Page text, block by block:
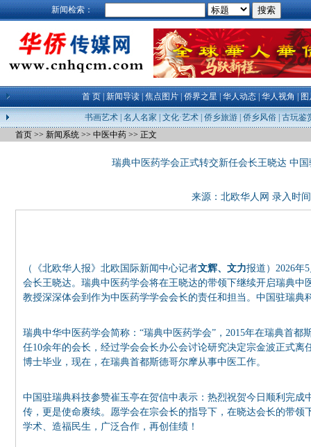
新闻检索：
首 页|新闻导读|焦点图片|侨界之星|华人动态|华人视角|图
书画艺术| 名人名家 文化·艺术| 侨乡旅游| 侨乡风俗| 古玩鉴
首页 >> 新闻系统 >> 中医中药 >> 正文
瑞典中医药学会正式转交新任会长王晓达 中
来源： 北欧华人网 录入时
（《北欧华人报》北欧国际新闻中心记者文辉、文力报道）2026年
会长王晓达。瑞典中医药学会将在王晓达的带领下继续开启瑞典
教授深深体会到作为中医药学学会会长的责任和担当。中国驻瑞典
瑞典中华中医药学会简称：“瑞典中医药学会”，2015年在瑞典首
任10余年的会长，经过学会会长办公会讨论研究决定宗金波正式
博士毕业，现在，在瑞典首都斯德哥尔摩从事中医工作。
中国驻瑞典科技参赞崔玉亭在贺信中表示：热烈祝贺今日顺利完
传，更是使命赓续。愿学会在宗会长的指导下，在晓达会长的带
学术、造福民生，广泛合作，再创佳绩！